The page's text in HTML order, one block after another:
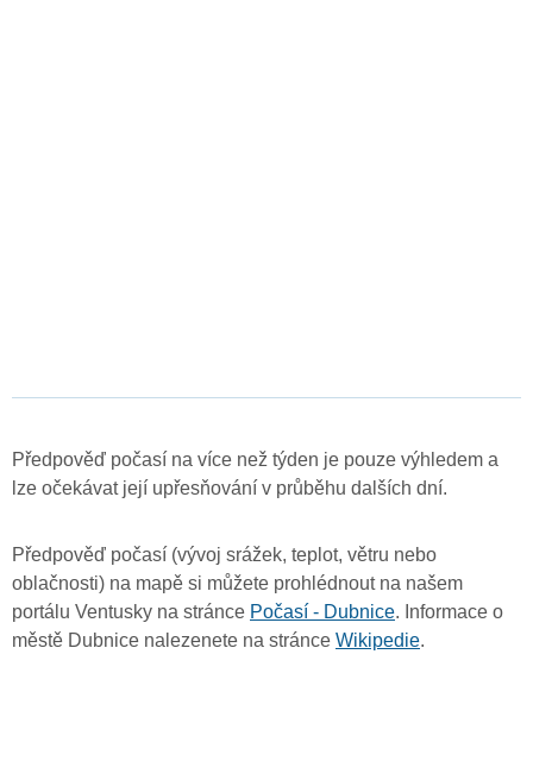
Předpověď počasí na více než týden je pouze výhledem a
lze očekávat její upřesňování v průběhu dalších dní.
Předpověď počasí (vývoj srážek, teplot, větru nebo
oblačnosti) na mapě si můžete prohlédnout na našem
portálu Ventusky na stránce Počasí - Dubnice. Informace o
městě Dubnice nalezenete na stránce Wikipedie.